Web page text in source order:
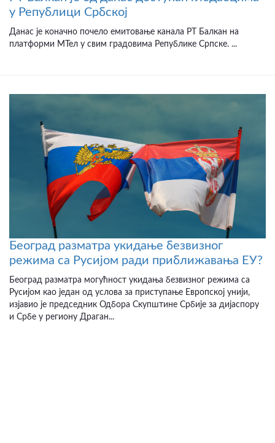
у Републици Србској
Данас је коначно почело емитовање канала РТ Балкан на
платформи МТел у свим градовима Републике Српске. ...
Београд разматра укидање безвизног
режима са Русијом ради приближавања ЕУ?
Београд разматра могућност укидања безвизног режима са
Русијом као један од услова за приступање Европској унији,
изјавио је председник Одбора Скупштине Србије за дијаспору
и Србе у региону Драган...